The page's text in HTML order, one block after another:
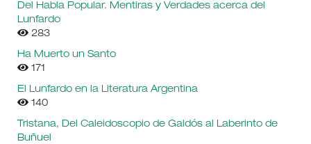
Del Habla Popular. Mentiras y Verdades acerca del
Lunfardo
283
Ha Muerto un Santo
171
El Lunfardo en la Literatura Argentina
140
Tristana, Del Caleidoscopio de Galdós al Laberinto de
Buñuel